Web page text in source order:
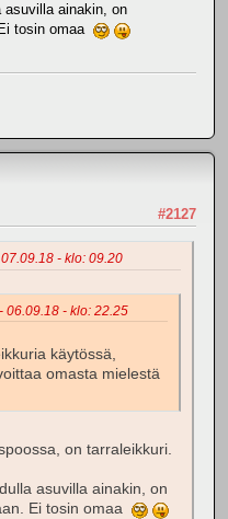
asuvilla ainakin, on
tosin omaa
#2127
- klo: 09.20
06.09.18 - klo: 22.25
käytössä,
omasta mielestä
on tarraleikkuri.
asuvilla ainakin, on
Ei tosin omaa